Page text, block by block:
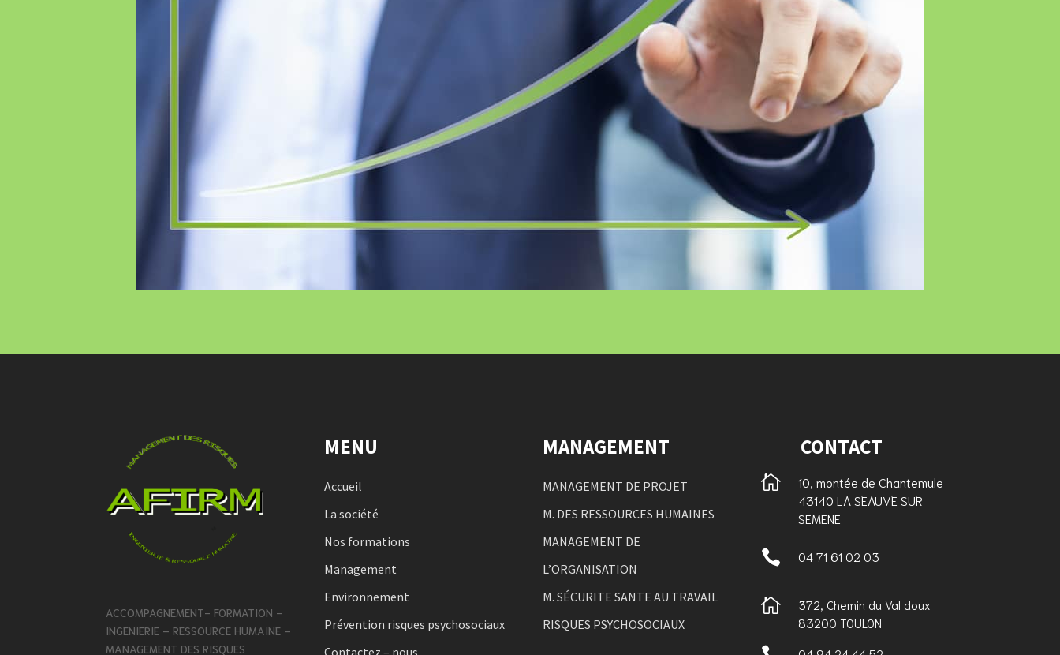
ACCOMPAGNEMENT- FORMATION –
INGENIERIE – RESSOURCE HUMAINE –
MANAGEMENT DES RISQUES
MENU
Accueil
La société
Nos formations
Management
Environnement
Prévention risques psychosociaux
Contactez – nous
MANAGEMENT
MANAGEMENT DE PROJET
M. DES RESSOURCES HUMAINES
MANAGEMENT DE
L’ORGANISATION
M. SÉCURITE SANTE AU TRAVAIL
RISQUES PSYCHOSOCIAUX
CONTACT

10, montée de Chantemule
43140 LA SEAUVE SUR
SEMENE
 04 71 61 02 03

372, Chemin du Val doux
83200 TOULON